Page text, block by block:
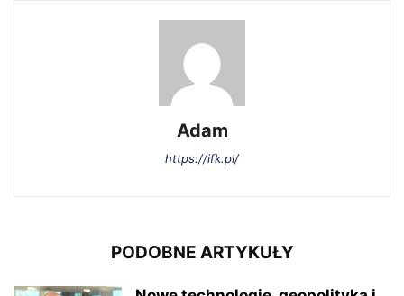
Adam
https://ifk.pl/
PODOBNE ARTYKUŁY